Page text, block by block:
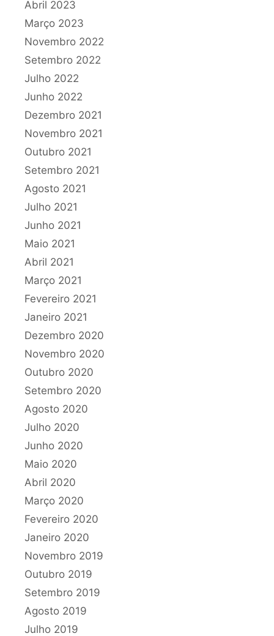
Abril 2023
Março 2023
Novembro 2022
Setembro 2022
Julho 2022
Junho 2022
Dezembro 2021
Novembro 2021
Outubro 2021
Setembro 2021
Agosto 2021
Julho 2021
Junho 2021
Maio 2021
Abril 2021
Março 2021
Fevereiro 2021
Janeiro 2021
Dezembro 2020
Novembro 2020
Outubro 2020
Setembro 2020
Agosto 2020
Julho 2020
Junho 2020
Maio 2020
Abril 2020
Março 2020
Fevereiro 2020
Janeiro 2020
Novembro 2019
Outubro 2019
Setembro 2019
Agosto 2019
Julho 2019